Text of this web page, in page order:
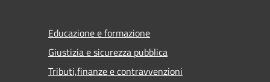
Educazione e formazione
Giustizia e sicurezza pubblica
Tributi,finanze e contravvenzioni